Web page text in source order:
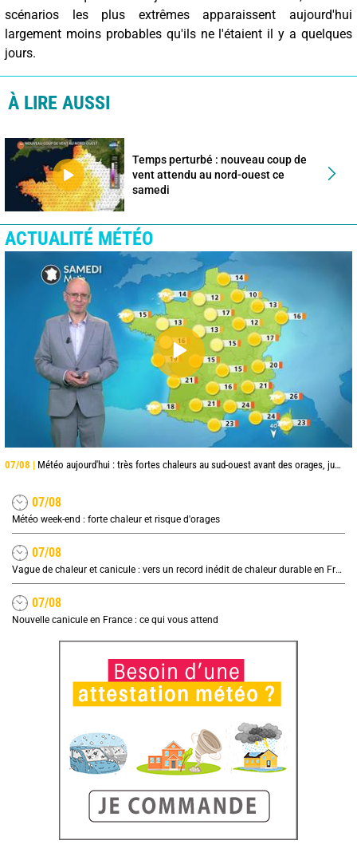
scénarios les plus extrêmes apparaissent aujourd'hui
largement moins probables qu'ils ne l'étaient il y a quelques
jours.
À LIRE AUSSI
Temps perturbé : nouveau coup de
vent attendu au nord-ouest ce
samedi
ACTUALITÉ MÉTÉO
07/08 | Météo aujourd'hui : très fortes chaleurs au sud-ouest avant des orages, jusqu'à 39°C
07/08
Météo week-end : forte chaleur et risque d'orages
07/08
Vague de chaleur et canicule : vers un record inédit de chaleur durable en France
07/08
Nouvelle canicule en France : ce qui vous attend